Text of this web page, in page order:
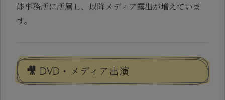
能事務所に所属し、以降メディア露出が増えていま
す。
🎥 DVD・メディア出演